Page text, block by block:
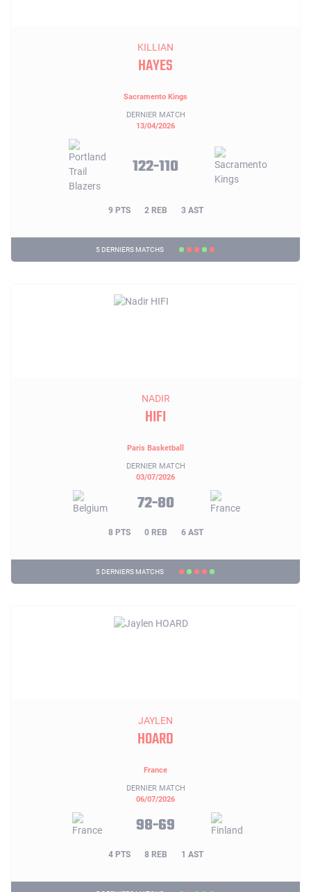
KILLIAN
HAYES
Sacramento Kings
DERNIER MATCH
13/04/2026
122-110
9 PTS 2 REB 3 AST
5 DERNIERS MATCHS
NADIR
HIFI
Paris Basketball
DERNIER MATCH
03/07/2026
72-80
8 PTS 0 REB 6 AST
5 DERNIERS MATCHS
JAYLEN
HOARD
France
DERNIER MATCH
06/07/2026
98-69
4 PTS 8 REB 1 AST